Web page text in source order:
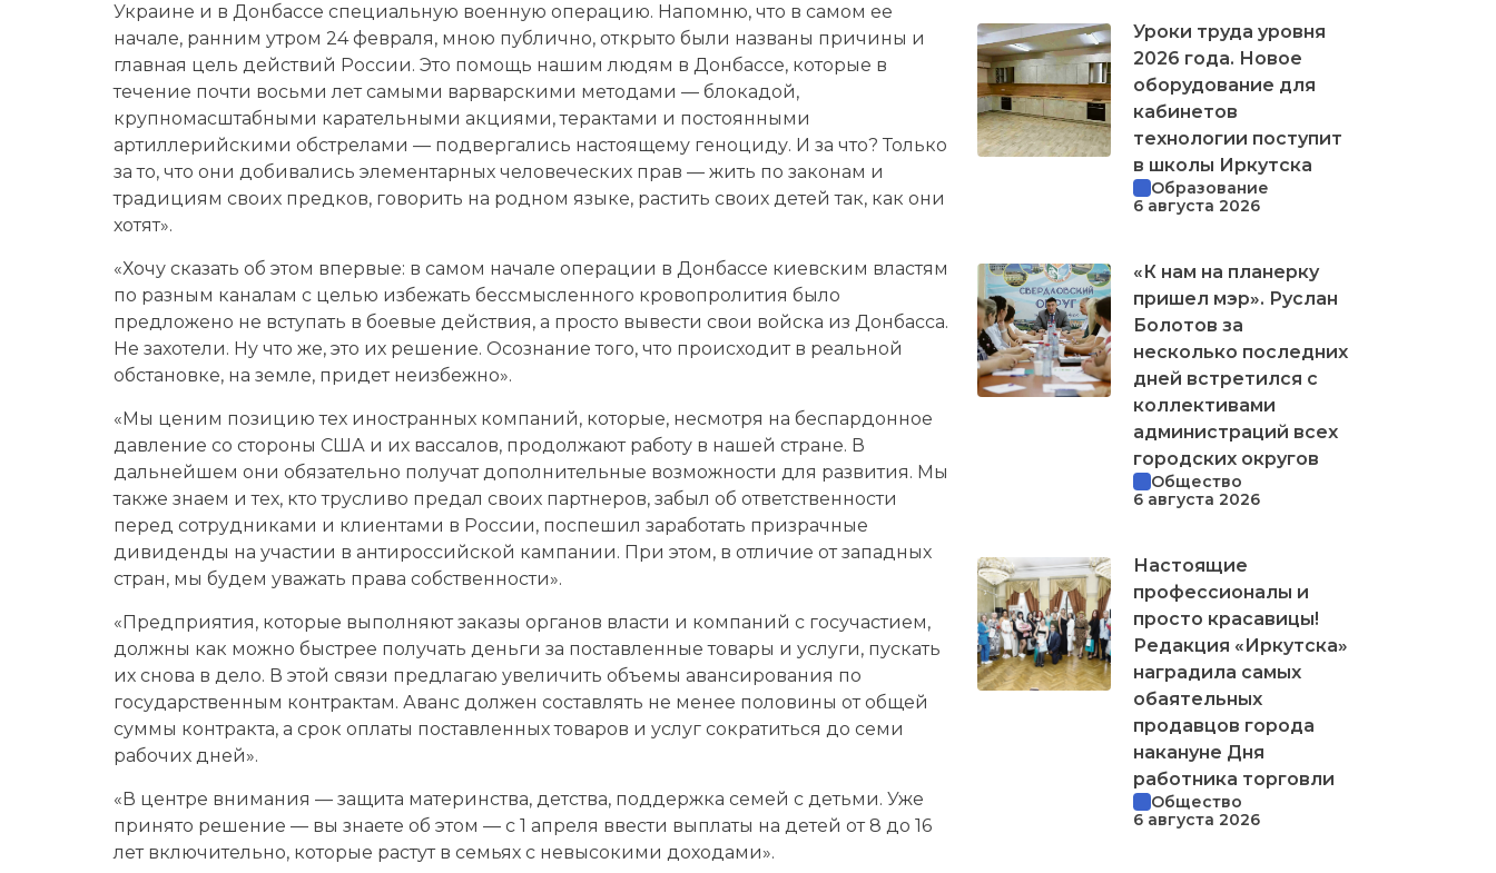
Украине и в Донбассе специальную военную операцию. Напомню, что в самом ее
начале, ранним утром 24 февраля, мною публично, открыто были названы причины и
главная цель действий России. Это помощь нашим людям в Донбассе, которые в
течение почти восьми лет самыми варварскими методами — блокадой,
крупномасштабными карательными акциями, терактами и постоянными
артиллерийскими обстрелами — подвергались настоящему геноциду. И за что? Только
за то, что они добивались элементарных человеческих прав — жить по законам и
традициям своих предков, говорить на родном языке, растить своих детей так, как они
хотят».
«Хочу сказать об этом впервые: в самом начале операции в Донбассе киевским властям
по разным каналам с целью избежать бессмысленного кровопролития было
предложено не вступать в боевые действия, а просто вывести свои войска из Донбасса.
Не захотели. Ну что же, это их решение. Осознание того, что происходит в реальной
обстановке, на земле, придет неизбежно».
«Мы ценим позицию тех иностранных компаний, которые, несмотря на беспардонное
давление со стороны США и их вассалов, продолжают работу в нашей стране. В
дальнейшем они обязательно получат дополнительные возможности для развития. Мы
также знаем и тех, кто трусливо предал своих партнеров, забыл об ответственности
перед сотрудниками и клиентами в России, поспешил заработать призрачные
дивиденды на участии в антироссийской кампании. При этом, в отличие от западных
стран, мы будем уважать права собственности».
«Предприятия, которые выполняют заказы органов власти и компаний с госучастием,
должны как можно быстрее получать деньги за поставленные товары и услуги, пускать
их снова в дело. В этой связи предлагаю увеличить объемы авансирования по
государственным контрактам. Аванс должен составлять не менее половины от общей
суммы контракта, а срок оплаты поставленных товаров и услуг сократиться до семи
рабочих дней».
«В центре внимания — защита материнства, детства, поддержка семей с детьми. Уже
принято решение — вы знаете об этом — с 1 апреля ввести выплаты на детей от 8 до 16
лет включительно, которые растут в семьях с невысокими доходами».
Уроки труда уровня
2026 года. Новое
оборудование для
кабинетов
технологии поступит
в школы Иркутска
Образование
6 августа 2026
«К нам на планерку
пришел мэр». Руслан
Болотов за
несколько последних
дней встретился с
коллективами
администраций всех
городских округов
Общество
6 августа 2026
Настоящие
профессионалы и
просто красавицы!
Редакция «Иркутска»
наградила самых
обаятельных
продавцов города
накануне Дня
работника торговли
Общество
6 августа 2026